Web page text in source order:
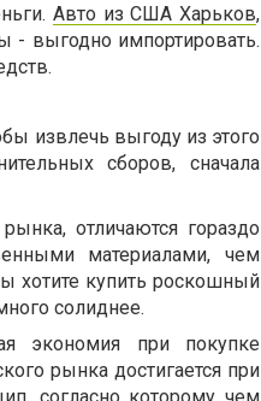
Авто из США Харьков,
- выгодно импортировать.
извлечь выгоду из этого
сборов, сначала
отличаются гораздо
материалами, чем
хотите купить роскошный
солиднее.
экономия при покупке
рынка достигается при
согласно которому чем